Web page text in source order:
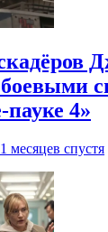
пауке 4»
месяцев спустя